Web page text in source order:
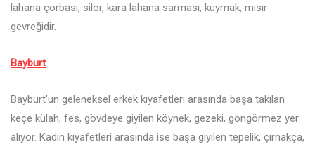
lahana çorbası, silor, kara lahana sarması, kuymak, mısır
gevreğidir.
Bayburt
Bayburt’un geleneksel erkek kıyafetleri arasında başa takılan
keçe külah, fes, gövdeye giyilen köynek, gezeki, göngörmez yer
alıyor. Kadın kıyafetleri arasında ise başa giyilen tepelik, çırnakça,